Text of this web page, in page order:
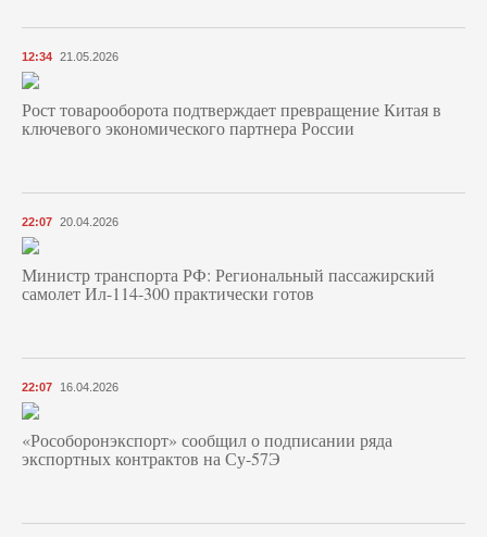
12:34 21.05.2026
Рост товарооборота подтверждает превращение Китая в
ключевого экономического партнера России
22:07 20.04.2026
Министр транспорта РФ: Региональный пассажирский
самолет Ил-114-300 практически готов
22:07 16.04.2026
«Рособоронэкспорт» сообщил о подписании ряда
экспортных контрактов на Су-57Э